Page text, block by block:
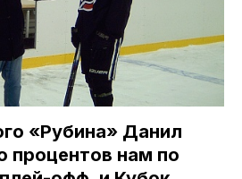
«Рубина» Данил
процентов нам по